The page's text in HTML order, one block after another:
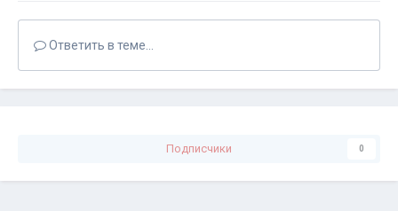
Ответить в теме...
Подписчики 0